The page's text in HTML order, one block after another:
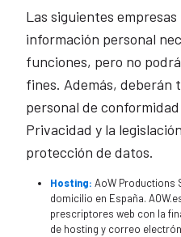
Las siguientes
información personal
funciones, pero no
fines. Además, deberán
personal de
Privacidad y la
protección de datos.
Hosting: AoW Productions
domicilio en España.
prescriptores web con la
de hosting y correo